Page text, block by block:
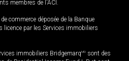
membres de l'ACI.
commerce déposée de la Banque
licence par les Services immobiliers
immobiliers BridgemarqMD sont des